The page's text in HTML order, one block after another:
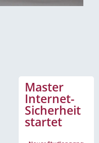
Master
Internet-
Sicherheit
startet